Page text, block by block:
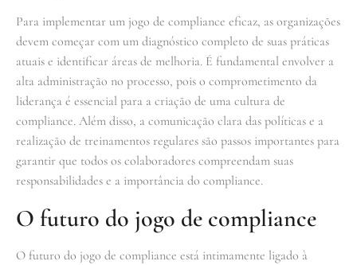
Para implementar um jogo de compliance eficaz, as organizações
devem começar com um diagnóstico completo de suas práticas
atuais e identificar áreas de melhoria. É fundamental envolver a
alta administração no processo, pois o comprometimento da
liderança é essencial para a criação de uma cultura de
compliance. Além disso, a comunicação clara das políticas e a
realização de treinamentos regulares são passos importantes para
garantir que todos os colaboradores compreendam suas
responsabilidades e a importância do compliance.
O futuro do jogo de compliance
O futuro do jogo de compliance está intimamente ligado à